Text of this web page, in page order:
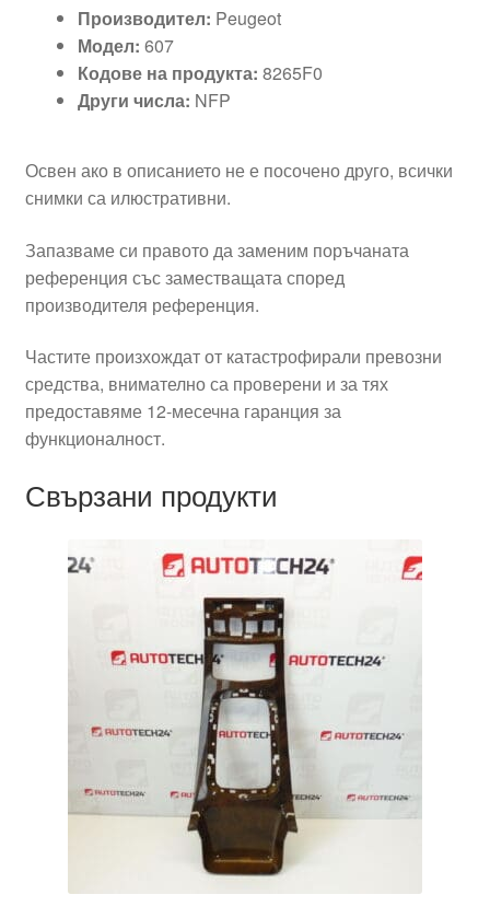
Производител: Peugeot
Модел: 607
Кодове на продукта: 8265F0
Други числа: NFP
Освен ако в описанието не е посочено друго, всички
снимки са илюстративни.
Запазваме си правото да заменим поръчаната
референция със заместващата според
производителя референция.
Частите произхождат от катастрофирали превозни
средства, внимателно са проверени и за тях
предоставяме 12-месечна гаранция за
функционалност.
Свързани продукти